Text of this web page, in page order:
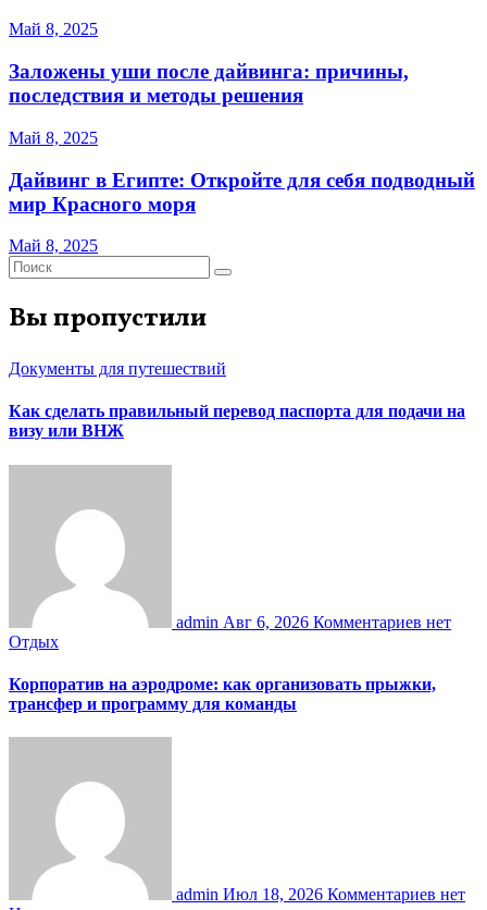
Май 8, 2025
Заложены уши после дайвинга: причины,
последствия и методы решения
Май 8, 2025
Дайвинг в Египте: Откройте для себя подводный
мир Красного моря
Май 8, 2025
Вы пропустили
Документы для путешествий
Как сделать правильный перевод паспорта для подачи на
визу или ВНЖ
admin Авг 6, 2026 Комментариев нет
Отдых
Корпоратив на аэродроме: как организовать прыжки,
трансфер и программу для команды
admin Июл 18, 2026 Комментариев нет